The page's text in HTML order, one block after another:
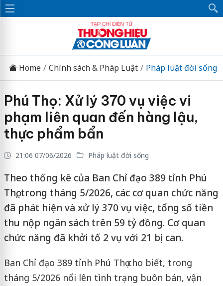
Home Chính sách & Pháp Luật Pháp luật đời sống
Phú Thọ: Xử lý 370 vụ việc vi
phạm liên quan đến hàng lậu,
thực phẩm bẩn
21:06 07/06/2026 Pháp luật đời sống
Theo thống kê của Ban Chỉ đạo 389 tỉnh Phú
Thọ, trong tháng 5/2026, các cơ quan chức năng
đã phát hiện và xử lý 370 vụ việc, tổng số tiền
thu nộp ngân sách trên 59 tỷ đồng. Cơ quan
chức năng đã khởi tố 2 vụ với 21 bị can.
Ban Chỉ đạo 389 tỉnh Phú Thọ cho biết, trong
tháng 5/2026 nổi lên tình trạng buôn bán, vận